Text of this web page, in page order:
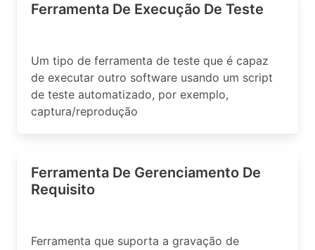
Ferramenta De Execução De Teste
Um tipo de ferramenta de teste que é capaz
de executar outro software usando um script
de teste automatizado, por exemplo,
captura/reprodução
Ferramenta De Gerenciamento De
Requisito
Ferramenta que suporta a gravação de